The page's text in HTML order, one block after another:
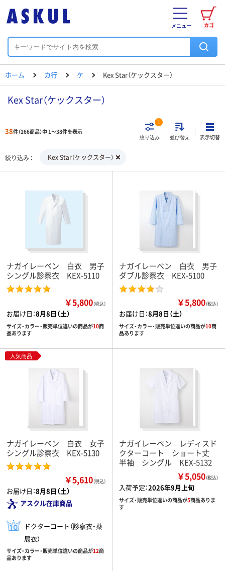
カゴ
メニュー
ホーム カ行 ケ Kex Star（ケックスター）
Kex Star（ケックスター）
38件（166商品）中 1～38件を表示
絞り込み
1
並び替え 表示切替
絞り込み Kex Star（ケックスター）
ナガイレーベン 白衣 男子
シングル診察衣 KEX-5110
￥5,800（税込）
お届け日：8月8日（土）
サイズ・カラー・販売単位違いの商品が10商
品あります
ナガイレーベン 白衣 男子
ダブル診察衣 KEX-5100
￥5,800（税込）
お届け日：8月8日（土）
サイズ・カラー・販売単位違いの商品が10商
品あります
人気商品
ナガイレーベン 白衣 女子
シングル診察衣 KEX-5130
￥5,610（税込）
お届け日：8月8日（土）
アスクル在庫商品
ドクターコート（診察衣・薬
局衣）
サイズ・カラー・販売単位違いの商品が12商
品あります
ナガイレーベン レディスド
クターコート ショート丈
半袖 シングル KEX-5132
￥5,050（税込）
入荷予定：2026年9月上旬
サイズ・販売単位違いの商品が5商品ありま
す